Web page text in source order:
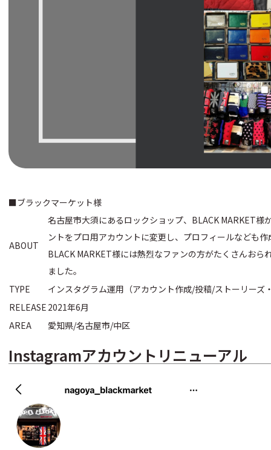
■ブラックマーケット様
ABOUT
名古屋市大須にあるロックショップ、BLACK MARKET
ントをプロ用アカウントに変更し、プロフィールなども
BLACK MARKET様には熱烈なファンの方がたくさんお
ました。
TYPE
インスタグラム運用（アカウント作成/投稿/ストーリーズ
RELEASE 2021年6月
AREA
愛知県/名古屋市/中区
Instagramアカウントリニューアル